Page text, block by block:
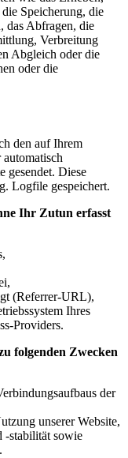
Speicherung, die
das Abfragen, die
Verbreitung
Abgleich oder die
oder die
den auf Ihrem
gesendet. Diese
Logfile gespeichert.
Ihr Zutun erfasst
(Referrer-URL),
Ihres
Providers.
folgenden Zwecken
der
unserer Website,
-stabilität sowie